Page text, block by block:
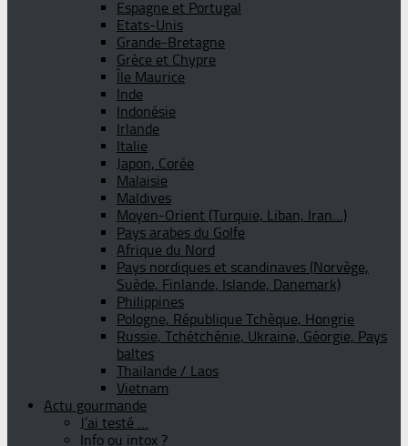
Espagne et Portugal
Etats-Unis
Grande-Bretagne
Grèce et Chypre
Île Maurice
Inde
Indonésie
Irlande
Italie
Japon, Corée
Malaisie
Maldives
Moyen-Orient (Turquie, Liban, Iran…)
Pays arabes du Golfe
Afrique du Nord
Pays nordiques et scandinaves (Norvège,
Suède, Finlande, Islande, Danemark)
Philippines
Pologne, République Tchèque, Hongrie
Russie, Tchétchénie, Ukraine, Géorgie, Pays
baltes
Thaïlande / Laos
Vietnam
Actu gourmande
J’ai testé …
Info ou intox ?